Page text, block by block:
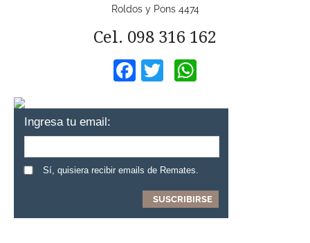
Roldos y Pons 4474
Cel. 098 316 162
Facebook
Twitter
Ingresa tu email:
Sí, quisiera recibir emails de Remates.